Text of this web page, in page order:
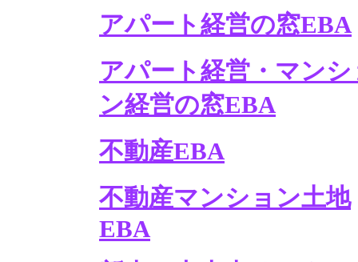
アパート経営の窓EBA
アパート経営・マンシ
ン経営の窓EBA
不動産EBA
不動産マンション土地
EBA